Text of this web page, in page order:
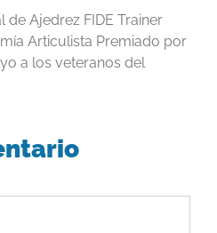
de Ajedrez FIDE Trainer
Articulista Premiado por
a los veteranos del